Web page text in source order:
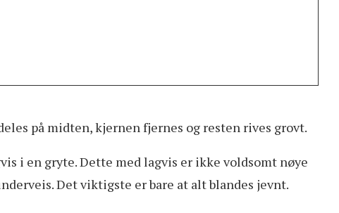
på midten, kjernen fjernes og resten rives grovt.
i en gryte. Dette med lagvis er ikke voldsomt nøye
Det viktigste er bare at alt blandes jevnt.